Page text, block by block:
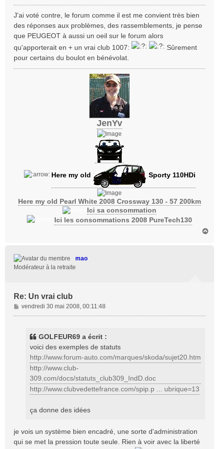
e
s
g
e
J'ai voté contre, le forum comme il est me convient très bien
des réponses aux problèmes, des rassemblements, je pense
que PEUGEOT à aussi un oeil sur le forum alors
qu'apporterait en + un vrai club 1007:
Sûrement
pour certains du boulot en bénévolat.
JenYv
Here my old Sporty 110HDi
Here my old Pearl White 2008 Crossway 130 - 57 200km
Ici sa consommation
Ici les consommations 2008 PureTech130
mao
Modérateur à la retraite
Re: Un vrai club
M
e
vendredi 30 mai 2008, 00:11:48
GOLFEUR69 a écrit :
voici des exemples de statuts
http://www.forum-auto.com/marques/skoda/sujet20.htm
http://www.club-
309.com/docs/statuts_club309_IndD.doc
http://www.clubvedettefrance.com/spip.p ... ubrique=13
ça donne des idées
je vois un système bien encadré, une sorte d'administration
qui se met la pression toute seule. Rien à voir avec la liberté